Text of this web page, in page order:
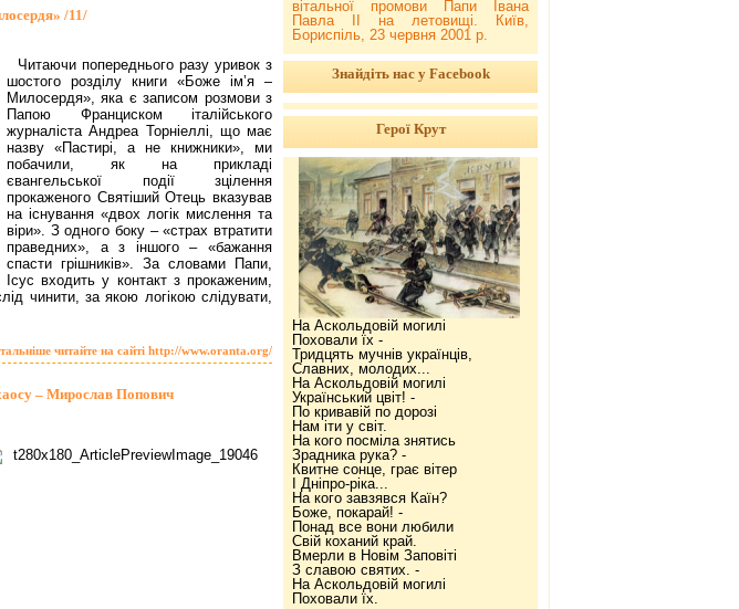
/11/
Читаючи попереднього разу уривок з
шостого розділу книги «Боже ім’я –
Милосердя», яка є записом розмови з
Папою Франциском італійського
журналіста Андреа Торніеллі, що має
назву «Пастирі, а не книжники», ми
побачили, як на прикладі
євангельської події зцілення
прокаженого Святіший Отець вказував
на існування «двох логік мислення та
віри». З одного боку – «страх втратити
праведних», а з іншого – «бажання
спасти грішників». За словами Папи,
Ісус входить у контакт з прокаженим,
чинити, за якою логікою слідувати,
читайте на сайті http://www.oranta.org/
– Мирослав Попович
вітальної промови Папи Івана
Павла ІІ на летовищі. Київ,
Бориспіль, 23 червня 2001 р.
Знайдіть нас у Facebook
Герої Крут
На Аскольдовій могилі
Поховали їх -
Тридцять мучнів українців,
Славних, молодих...
На Аскольдовій могилі
Український цвіт! -
По кривавій по дорозі
Нам іти у світ.
На кого посміла знятись
Зрадника рука? -
Квитне сонце, грає вітер
І Дніпро-ріка...
На кого завзявся Каїн?
Боже, покарай! -
Понад все вони любили
Свій коханий край.
Вмерли в Новім Заповіті
З славою святих. -
На Аскольдовій могилі
Поховали їх.